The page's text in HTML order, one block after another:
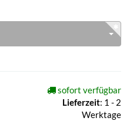
sofort verfügbar
Lieferzeit: 1 - 2
Werktage